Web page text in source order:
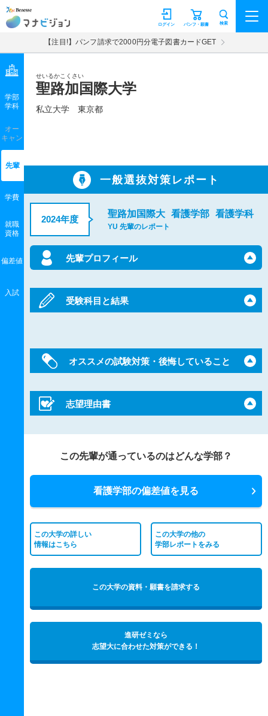
マナビジョン パンフ・願書
ログイン 検索
【注目!】パンフ請求で2000円分電子図書カードGET
せいるかこくさい
聖路加国際大学
私立大学 東京都
学部
学科
オー
キャン
先輩
学費
就職
資格
偏差値
入試
一般選抜対策レポート
2024年度
聖路加国際大 看護学部 看護学科
YU 先輩のレポート
先輩プロフィール
受験科目と結果
オススメの試験対策・後悔していること
志望理由書
この先輩が通っているのはどんな学部？
看護学部の偏差値を見る
この大学の詳しい
情報はこちら
この大学の他の
学部レポートをみる
この大学の資料・願書を請求する
進研ゼミなら
志望大に合わせた対策ができる！